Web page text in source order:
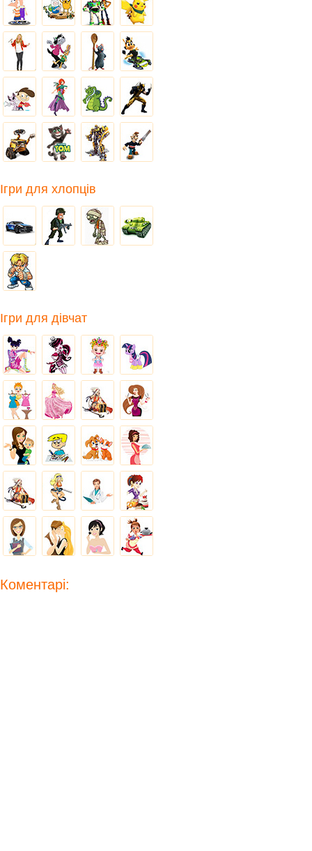
Ігри для хлопців
Ігри для дівчат
Коментарі: